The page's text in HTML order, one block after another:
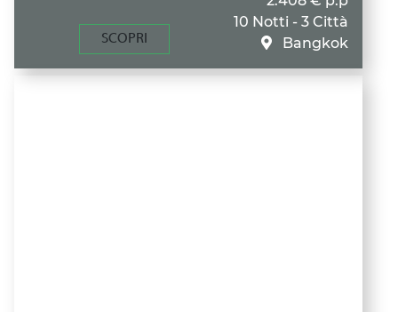
SCOPRI
10 Notti - 3 Città
Bangkok